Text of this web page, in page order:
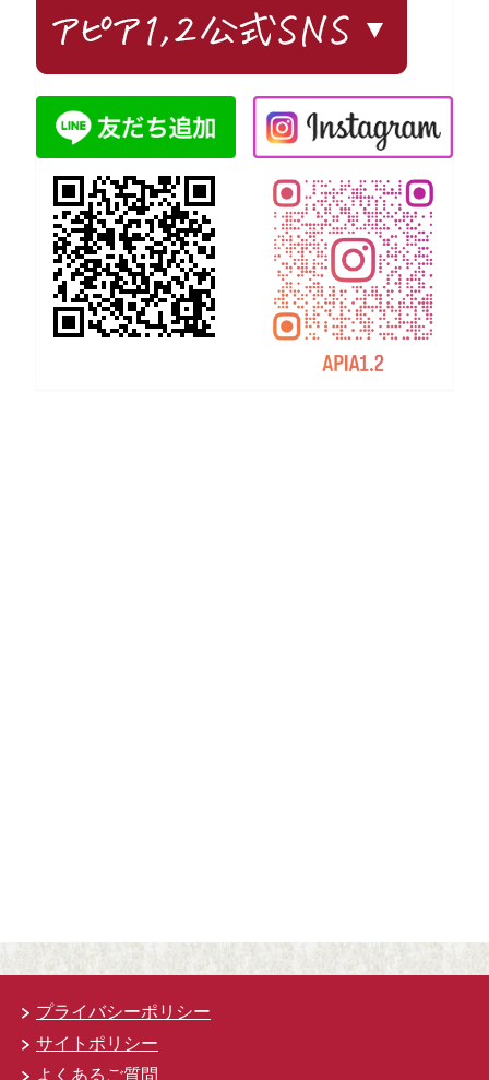
プライバシーポリシー
サイトポリシー
よくあるご質問